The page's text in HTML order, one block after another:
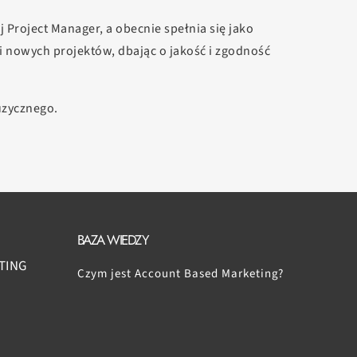
Manager, a obecnie spełnia się jako
projektów, dbając o jakość i zgodność
BAZA WIEDZY
Czym jest Account Based Marketing?